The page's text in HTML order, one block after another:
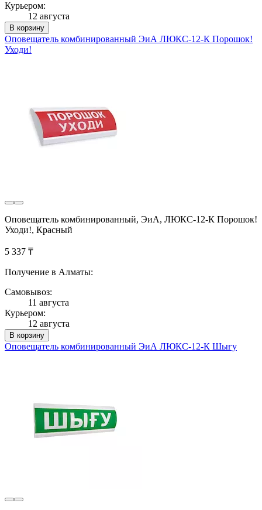
Курьером:
12 августа
В корзину
Оповещатель комбинированный ЭиА ЛЮКС-12-К Порошок!
Уходи!
Оповещатель комбинированный, ЭиА, ЛЮКС-12-К Порошок!
Уходи!, Красный
5 337 ₸
Получение в Алматы:
Самовывоз:
11 августа
Курьером:
12 августа
В корзину
Оповещатель комбинированный ЭиА ЛЮКС-12-К Шығy